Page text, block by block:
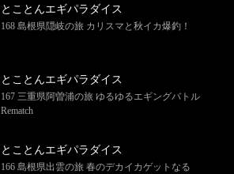
とことんエギパラダイス
168 島根県隠岐の旅 カリスマと秋イカ爆釣！
とことんエギパラダイス
167 三重県阿曽浦の旅 ゆるゆるエギングバトル
Rematch
とことんエギパラダイス
166 島根県出雲の旅 春のデカイカゲットなる